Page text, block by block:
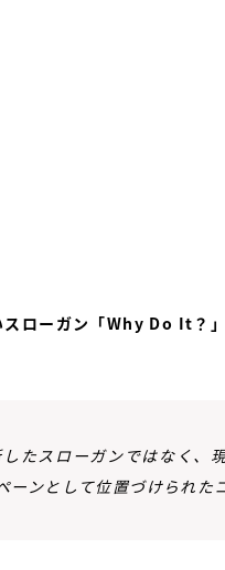
スローガン「Why Do It？」
スローガンではなく、
ンとして位置づけられた